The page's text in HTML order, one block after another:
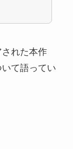
れた本作
て語ってい